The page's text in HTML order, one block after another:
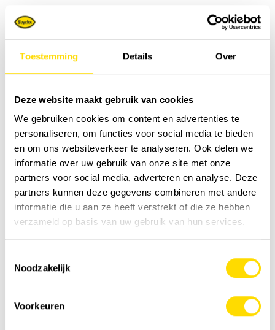
Toestemming Details Over
Deze website maakt gebruik van cookies
We gebruiken cookies om content en advertenties te
personaliseren, om functies voor social media te bieden
en om ons websiteverkeer te analyseren. Ook delen we
informatie over uw gebruik van onze site met onze
partners voor social media, adverteren en analyse. Deze
partners kunnen deze gegevens combineren met andere
informatie die u aan ze heeft verstrekt of die ze hebben
verzameld op basis van uw gebruik van hun services.
Noodzakelijk
Voorkeuren
À propos de Luyckx Special Applications
Luyckx Special Applications ZX870 |
ZX890 Starfish
Excavatrices surélevées | concept Starfish
Special Applications
Demande de devis